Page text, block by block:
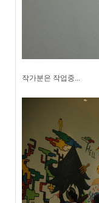
작가분은 작업중...